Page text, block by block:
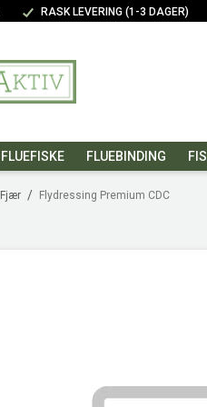
RASK LEVERING (1-3 DAGER)
FLUEFISKE FLUEBINDING
/
Fjær Flydressing Premium CDC